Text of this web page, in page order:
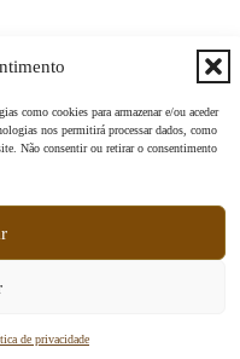
como cookies para armazenar e/ou aceder
nos permitirá processar dados, como
Não consentir ou retirar o consentimento
de privacidade